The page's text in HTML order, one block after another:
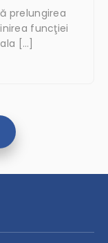
prelungirea
funcţiei
[…]